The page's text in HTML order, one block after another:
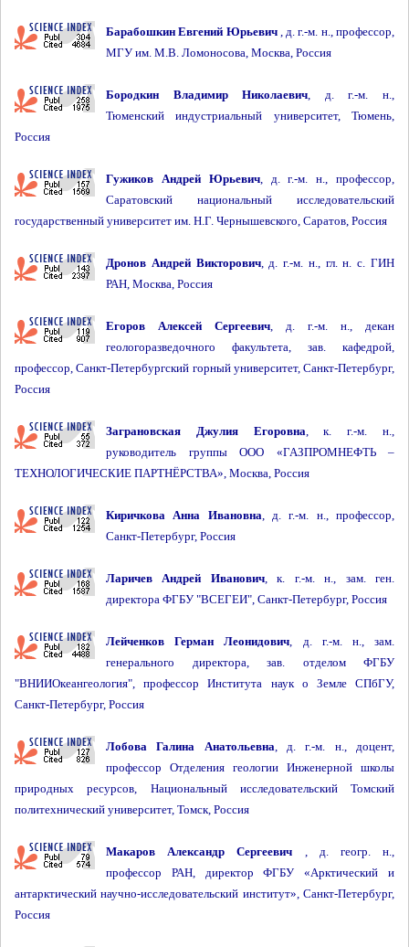
Барабошкин Евгений Юрьевич , д. г.-м. н., профессор,
МГУ им. М.В. Ломоносова, Москва, Россия
Бородкин Владимир Николаевич, д. г.-м. н.,
Тюменский индустриальный университет, Тюмень,
Россия
Гужиков Андрей Юрьевич, д. г.-м. н., профессор,
Саратовский национальный исследовательский
государственный университет им. Н.Г. Чернышевского, Саратов, Россия
Дронов Андрей Викторович, д. г.-м. н., гл. н. с. ГИН
РАН, Москва, Россия
Егоров Алексей Сергеевич, д. г.-м. н., декан
геологоразведочного факультета, зав. кафедрой,
профессор, Санкт-Петербургский горный университет, Санкт-Петербург,
Россия
Заграновская Джулия Егоровна, к. г.-м. н.,
руководитель группы ООО «ГАЗПРОМНЕФТЬ –
ТЕХНОЛОГИЧЕСКИЕ ПАРТНЁРСТВА», Москва, Россия
Киричкова Анна Ивановна, д. г.-м. н., профессор,
Санкт-Петербург, Россия
Ларичев Андрей Иванович, к. г.-м. н., зам. ген.
директора ФГБУ "ВСЕГЕИ", Санкт-Петербург, Россия
Лейченков Герман Леонидович, д. г.-м. н., зам.
генерального директора, зав. отделом ФГБУ
"ВНИИОкеангеология", профессор Института наук о Земле СПбГУ,
Санкт-Петербург, Россия
Лобова Галина Анатольевна, д. г.-м. н., доцент,
профессор Отделения геологии Инженерной школы
природных ресурсов, Национальный исследовательский Томский
политехнический университет, Томск, Россия
Макаров Александр Сергеевич , д. геогр. н.,
профессор РАН, директор ФГБУ «Арктический и
антарктический научно-исследовательский институт», Санкт-Петербург,
Россия